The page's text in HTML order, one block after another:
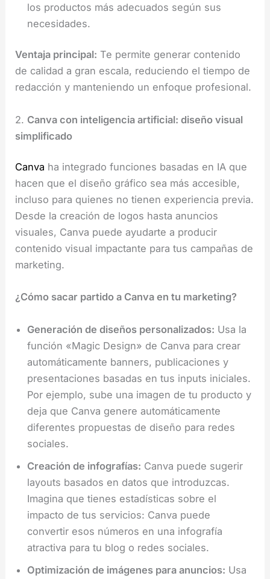
los productos más adecuados según sus
necesidades.
Ventaja principal: Te permite generar contenido
de calidad a gran escala, reduciendo el tiempo de
redacción y manteniendo un enfoque profesional.
2. Canva con inteligencia artificial: diseño visual
simplificado
Canva ha integrado funciones basadas en IA que
hacen que el diseño gráfico sea más accesible,
incluso para quienes no tienen experiencia previa.
Desde la creación de logos hasta anuncios
visuales, Canva puede ayudarte a producir
contenido visual impactante para tus campañas de
marketing.
¿Cómo sacar partido a Canva en tu marketing?
Generación de diseños personalizados: Usa la
función «Magic Design» de Canva para crear
automáticamente banners, publicaciones y
presentaciones basadas en tus inputs iniciales.
Por ejemplo, sube una imagen de tu producto y
deja que Canva genere automáticamente
diferentes propuestas de diseño para redes
sociales.
Creación de infografías: Canva puede sugerir
layouts basados en datos que introduzcas.
Imagina que tienes estadísticas sobre el
impacto de tus servicios: Canva puede
convertir esos números en una infografía
atractiva para tu blog o redes sociales.
Optimización de imágenes para anuncios: Usa